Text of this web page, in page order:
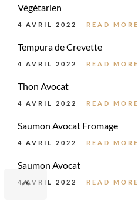
Végétarien
4 AVRIL 2022 READ MORE
Tempura de Crevette
4 AVRIL 2022 READ MORE
Thon Avocat
4 AVRIL 2022 READ MORE
Saumon Avocat Fromage
4 AVRIL 2022 READ MORE
Saumon Avocat
4 AVRIL 2022 READ MORE